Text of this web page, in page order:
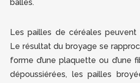
balles.
Les pailles de céréales peuvent
Le résultat du broyage se
forme d’une plaquette ou d’une
dépoussiérées, les pailles